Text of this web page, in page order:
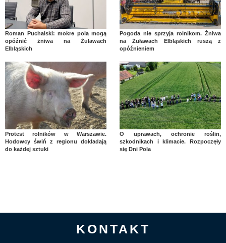
Roman Puchalski: mokre pola mogą
opóźnić żniwa na Żuławach
Elbląskich
Pogoda nie sprzyja rolnikom. Żniwa
na Żuławach Elbląskich ruszą z
opóźnieniem
Protest rolników w Warszawie.
Hodowcy świń z regionu dokładają
do każdej sztuki
O uprawach, ochronie roślin,
szkodnikach i klimacie. Rozpoczęły
się Dni Pola
KONTAKT